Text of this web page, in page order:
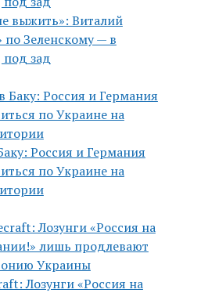
выжить»: Виталий
по Зеленскому — в
под зад
Россия и Германия
по Украине на
Лозунги «Россия на